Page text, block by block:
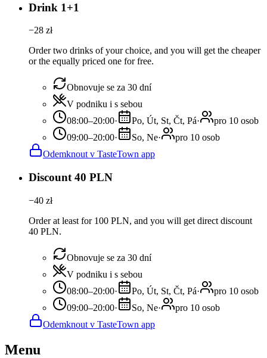
Drink 1+1
−28 zł
Order two drinks of your choice, and you will get the cheaper
or the equally priced one for free.
Obnovuje se za 30 dní
V podniku i s sebou
08:00–20:00· Po, Út, St, Čt, Pá·
pro 10 osob
09:00–20:00· So, Ne·
pro 10 osob
Odemknout v TasteTown app
Discount 40 PLN
−40 zł
Order at least for 100 PLN, and you will get direct discount
40 PLN.
Obnovuje se za 30 dní
V podniku i s sebou
08:00–20:00· Po, Út, St, Čt, Pá·
pro 10 osob
09:00–20:00· So, Ne·
pro 10 osob
Odemknout v TasteTown app
Menu